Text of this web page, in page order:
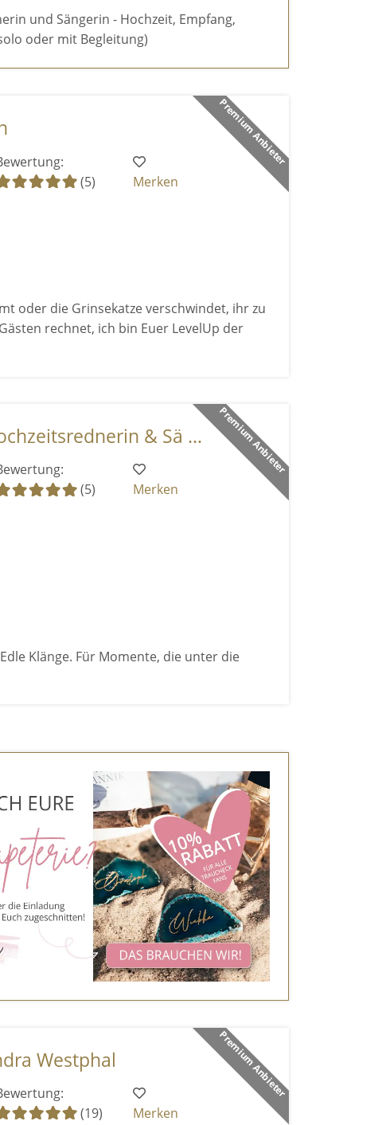
und Sängerin - Hochzeit, Empfang,
oder mit Begleitung)
Premium Anbieter
(5)
Merken
oder die Grinsekatze verschwindet, ihr zu
rechnet, ich bin Euer LevelUp der
Premium Anbieter
& Sä ...
(5)
Merken
Klänge. Für Momente, die unter die
Premium Anbieter
Westphal
(19)
Merken